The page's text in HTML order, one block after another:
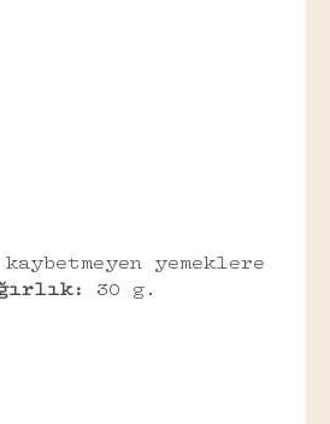
yemeklere
30 g.